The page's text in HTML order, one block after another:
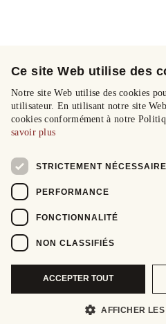
Ce site Web utilise des
Notre site Web utilise des cookies
utilisateur. En utilisant notre site
cookies conformément à notre
savoir plus
STRICTEMENT
PERFORMANCE
FONCTIONNALITÉ
NON CLASSIFIÉS
ACCEPTER TOUT
AFFICHER